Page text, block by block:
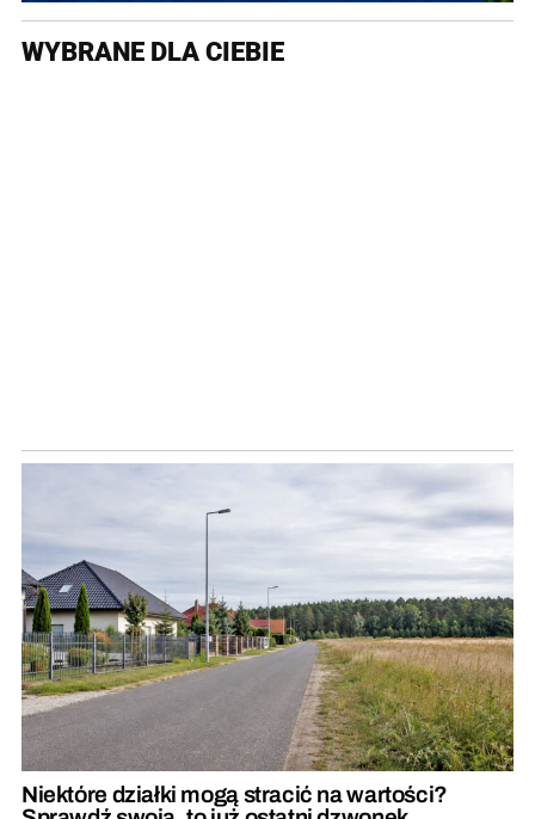
WYBRANE DLA CIEBIE
Niektóre działki mogą stracić na wartości?